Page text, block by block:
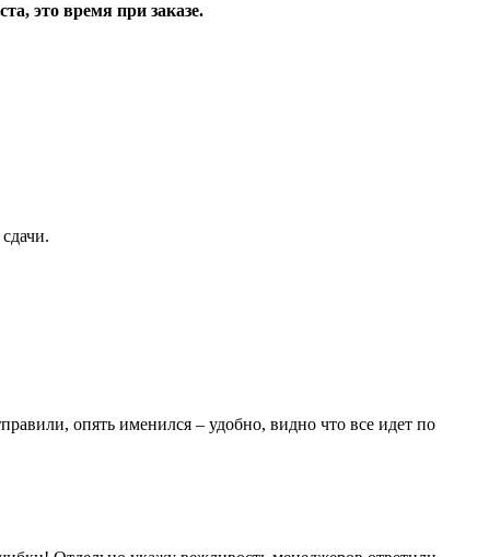
это время при заказе.
опять именился – удобно, видно что все идет по